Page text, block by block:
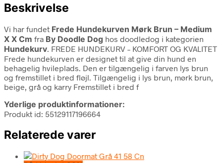
Beskrivelse
Vi har fundet Frede Hundekurven Mørk Brun – Medium
X X Cm fra By Doodle Dog hos doodledog i kategorien
Hundekurv. FREDE HUNDEKURV – KOMFORT OG KVALITET
Frede hundekurven er designet til at give din hund en
behagelig hvileplads. Den er tilgængelig i farven lys brun
og fremstillet i bred fløjl. Tilgængelig i lys brun, mørk brun,
beige, grå og karry Fremstillet i bred f
Yderlige produktinformationer:
Produkt id: 55129117196664
Relaterede varer